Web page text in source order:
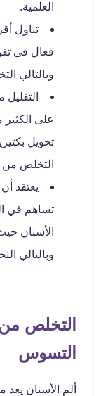
العلمية.
تناول
فعال في
وبالتالي
على
تحويل
التخلص
يعتقد
تساهم في
الأسنان
وبالتالي
التخلص من
التسوس
ألم الأسنان